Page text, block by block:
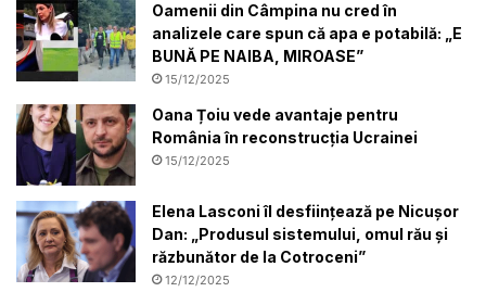
Oamenii din Câmpina nu cred în
analizele care spun că apa e potabilă: „E
BUNĂ PE NAIBA, MIROASE”
15/12/2025
Oana Țoiu vede avantaje pentru
România în reconstrucția Ucrainei
15/12/2025
Elena Lasconi îl desființează pe Nicușor
Dan: „Produsul sistemului, omul rău și
răzbunător de la Cotroceni”
12/12/2025